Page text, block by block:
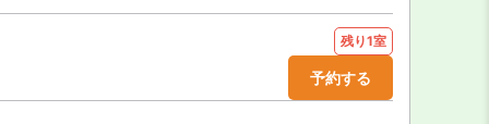
残り1室
予約する